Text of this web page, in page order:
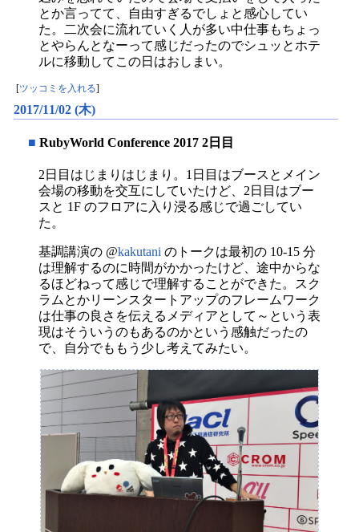
とか言ってて、自由すぎるでしょと感心してい
た。二次会に流れていく人が多い中仕事もちょっ
とやらんとなーって感じだったのでシュッとホテ
ルに移動してこの日はおしまい。
[ツッコミを入れる]
2017/11/02 (木)
■ RubyWorld Conference 2017 2日目
2日目はじまりはじまり。1日目はブースとメイン
会場の移動を交互にしていたけど、2日目はブー
スと 1F のフロアに入り浸る感じで過ごしてい
た。
基調講演の @kakutani のトークは最初の 10-15 分
は理解するのに時間がかかったけど、途中からな
るほどねって感じで理解することができた。スク
ラムとかリーンスタートアップのフレームワーク
は仕事の良さを伝えるメディアとして～という表
現はそういうのもあるのかという感触だったの
で、自分でももう少し考えてみたい。